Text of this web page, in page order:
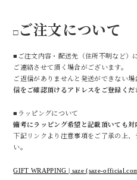
□ご注文について
■ご注文内容・配送先（住所不明など）
ご連絡させて頂く場合がございます。
ご返信がありませんと発送ができない場
信をご確認頂けるアドレスをご登録くだ
■ラッピングについて
備考にラッピング希望と記載頂いても対
下記リンクより注意事項をご了承の上
い。
GIFT WRAPPING | saze (saze-